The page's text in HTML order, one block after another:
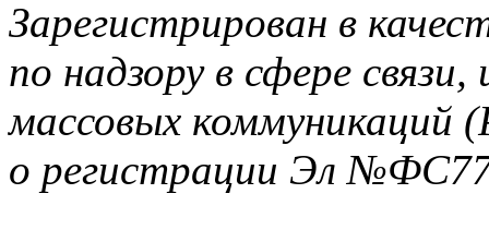
Зарегистрирован в
по надзору в сфере
массовых коммуникаций
о регистрации Эл